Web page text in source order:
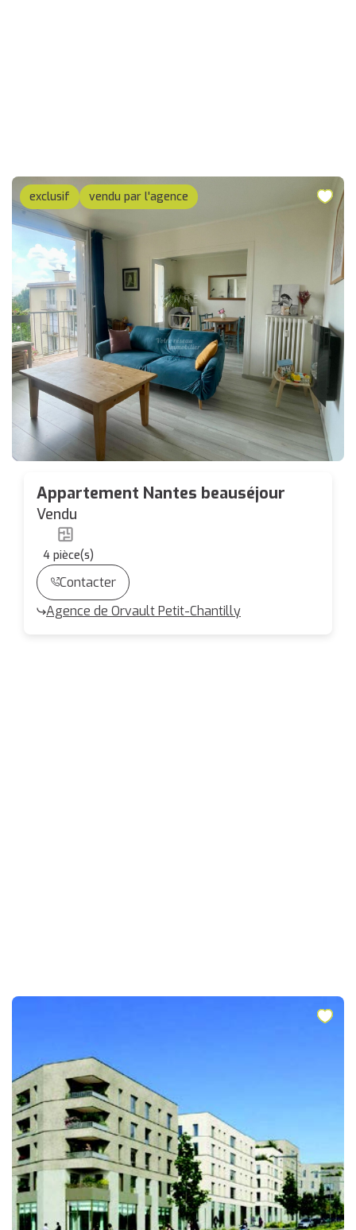
exclusif vendu par l'agence
Appartement Nantes beauséjour
Vendu
4 pièce(s)
Contacter
Agence de Orvault Petit-Chantilly